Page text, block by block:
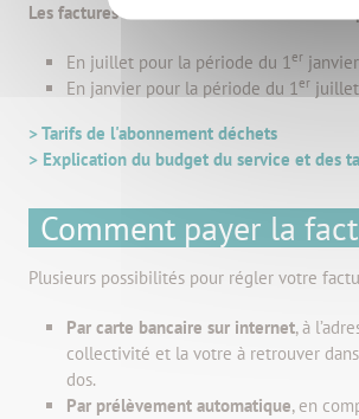
Les factures déchets sont émises deux fois
En juillet pour la période du 1er
En janvier pour la période du 1er
> Tarifs de l'abonnement déchets
> Explication du budget du service et des
Comment payer la
Plusieurs possibilités pour régler votre
Par carte bancaire sur internet, à
collectivité et la votre à retrouver
dos.
Par prélèvement automatique, en